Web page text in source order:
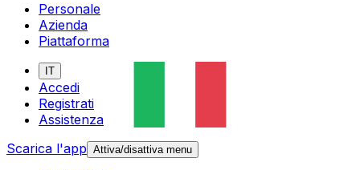
Personale
Azienda
Piattaforma
IT
Accedi
Registrati
Assistenza
Scarica l'app Attiva/disattiva menu